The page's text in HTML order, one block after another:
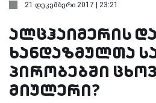
21 დეკემბერი 2017 | 23:21
ალცჰაიმერის
ხანდაზმულთა
პირობებში
მიულერი?